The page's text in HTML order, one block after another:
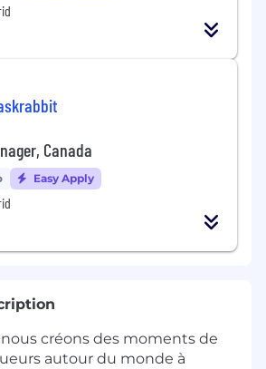
Canada
Easy Apply
créons des moments de
autour du monde à